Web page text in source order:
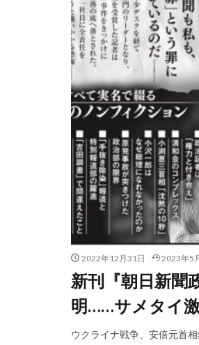
2022年12月31日 2023年5
新刊『朝日新聞
明……サメタイ
ウクライナ戦争、安倍元首